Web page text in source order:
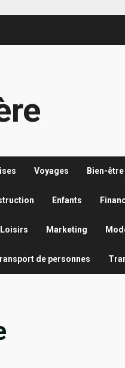
Voyages Bien-être
Enfants
Loisirs Marketing
de personnes